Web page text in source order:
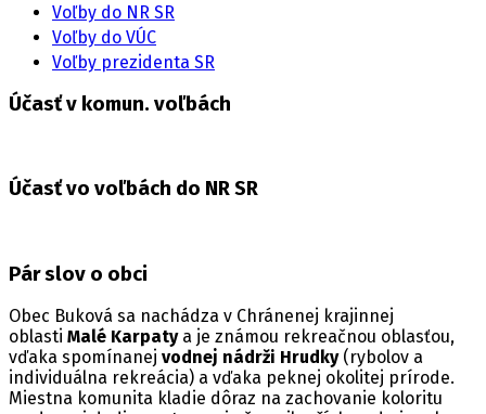
Voľby do NR SR
Voľby do VÚC
Voľby prezidenta SR
Účasť v komun. voľbách
Účasť vo voľbách do NR SR
Pár slov o obci
Obec Buková sa nachádza v Chránenej krajinnej
oblasti Malé Karpatya je známou rekreačnou oblasťou,
vďaka spomínanej vodnej nádrži Hrudky(rybolov a
individuálna rekreácia) a vďaka peknej okolitej prírode.
Miestna komunita kladie dôraz na zachovanie koloritu